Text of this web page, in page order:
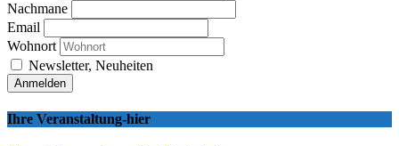
Nachmane
Email
Wohnort
Newsletter, Neuheiten
Ihre Veranstaltung-hier